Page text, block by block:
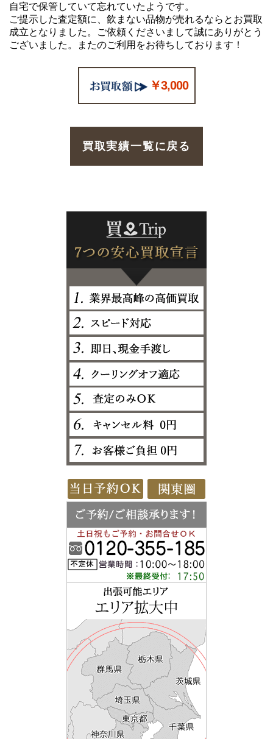
自宅で保管していて忘れていたようです。
ご提示した査定額に、飲まない品物が売れるならとお買取
成立となりました。ご依頼くださいまして誠にありがとう
ございました。またのご利用をお待ちしております！
￥3,000
買取実績一覧に戻る